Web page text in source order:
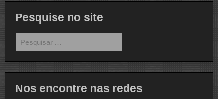
Pesquise no site
por:
Nos encontre nas redes